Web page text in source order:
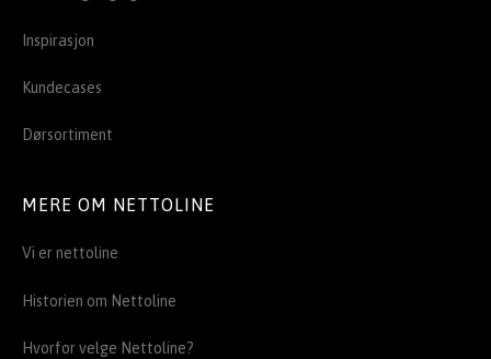
Inspirasjon
Kundecases
Dørsortiment
MERE OM NETTOLINE
Vi er nettoline
Historien om Nettoline
Hvorfor velge Nettoline?